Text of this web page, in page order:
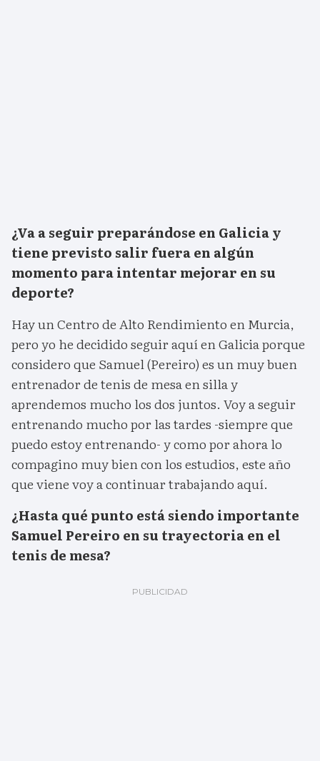
¿Va a seguir preparándose en Galicia y
tiene previsto salir fuera en algún
momento para intentar mejorar en su
deporte?
Hay un Centro de Alto Rendimiento en Murcia,
pero yo he decidido seguir aquí en Galicia porque
considero que Samuel (Pereiro) es un muy buen
entrenador de tenis de mesa en silla y
aprendemos mucho los dos juntos. Voy a seguir
entrenando mucho por las tardes -siempre que
puedo estoy entrenando- y como por ahora lo
compagino muy bien con los estudios, este año
que viene voy a continuar trabajando aquí.
¿Hasta qué punto está siendo importante
Samuel Pereiro en su trayectoria en el
tenis de mesa?